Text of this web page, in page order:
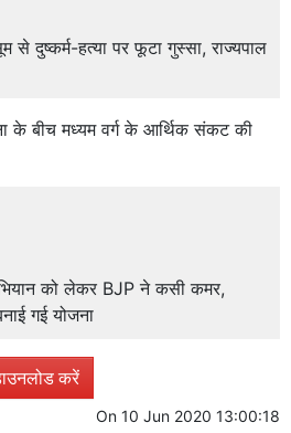
से दुष्कर्म-हत्या पर फूटा गुस्सा, राज्यपाल
के बीच मध्यम वर्ग के आर्थिक संकट की
को लेकर BJP ने कसी कमर,
गई योजना
करें
On 10 Jun 2020 13:00:18